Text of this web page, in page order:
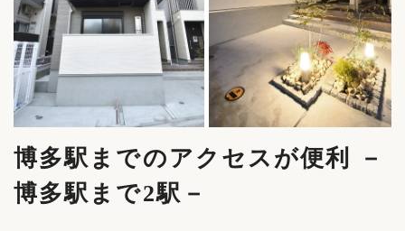
博多駅までのアクセスが便利 －
博多駅まで2駅－